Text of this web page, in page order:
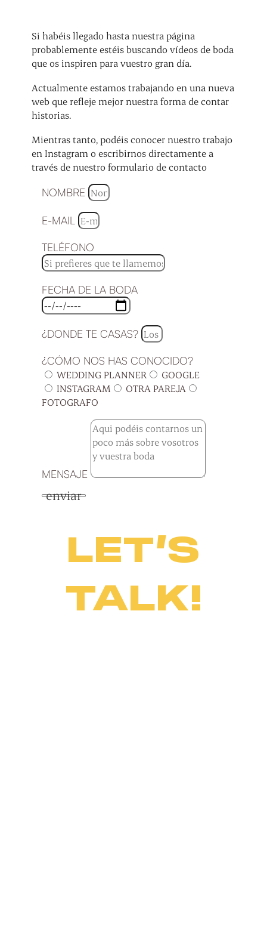
Si habéis llegado hasta nuestra página
probablemente estéis buscando vídeos de boda
que os inspiren para vuestro gran día.
Actualmente estamos trabajando en una nueva
web que refleje mejor nuestra forma de contar
historias.
Mientras tanto, podéis conocer nuestro trabajo
en Instagram o escribirnos directamente a
través de nuestro formulario de contacto
NOMBRE
E-MAIL
TELÉFONO
FECHA DE LA BODA
¿DONDE TE CASAS?
¿CÓMO NOS HAS CONOCIDO?
WEDDING PLANNER
GOOGLE
INSTAGRAM
OTRA PAREJA
FOTOGRAFO
MENSAJE
enviar
LET’S
TALK!